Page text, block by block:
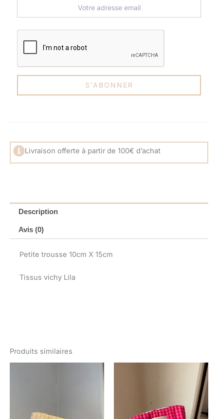
Livraison offerte à partir de 100€ d’achat
Description
Avis (0)
Petite trousse 10cm X 15cm
Tissus vichy Lila
Produits similaires
Plage
prix :
€ 24,00
€ 34,00